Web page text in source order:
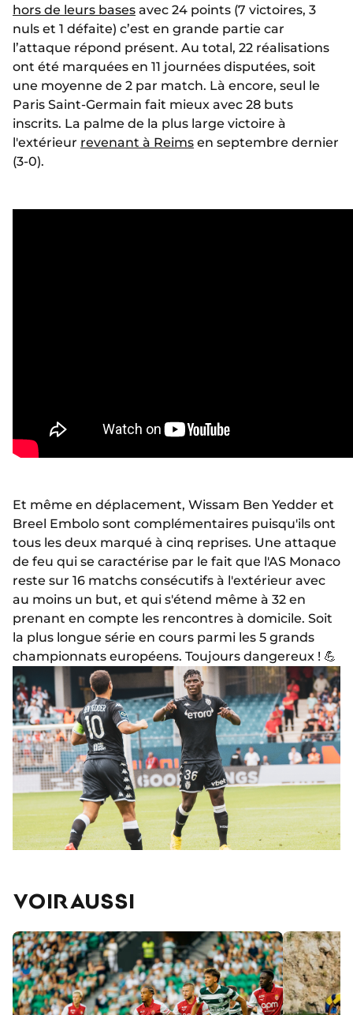
hors de leurs bases avec 24 points (7 victoires, 3
nuls et 1 défaite) c’est en grande partie car
l’attaque répond présent. Au total, 22 réalisations
ont été marquées en 11 journées disputées, soit
une moyenne de 2 par match. Là encore, seul le
Paris Saint-Germain fait mieux avec 28 buts
inscrits. La palme de la plus large victoire à
l'extérieur revenant à Reims en septembre dernier
(3-0).
Et même en déplacement, Wissam Ben Yedder et
Breel Embolo sont complémentaires puisqu'ils ont
tous les deux marqué à cinq reprises. Une attaque
de feu qui se caractérise par le fait que l'AS Monaco
reste sur 16 matchs consécutifs à l'extérieur avec
au moins un but, et qui s'étend même à 32 en
prenant en compte les rencontres à domicile. Soit
la plus longue série en cours parmi les 5 grands
championnats européens. Toujours dangereux ! 💪
VOIR AUSSI